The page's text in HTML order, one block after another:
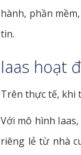
hành, phần
tin.
Iaas hoạt
Trên thực tế, khi
Với mô hình
riêng lẻ từ nhà